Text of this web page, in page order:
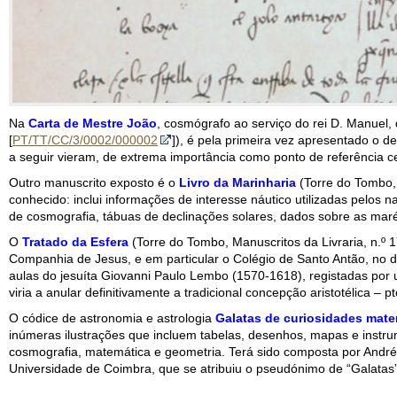
Na Carta de Mestre João , cosmógrafo ao serviço do rei D.
[PT/TT/CC/3/0002/000002 ]), é pela primeira vez apresentado o
a seguir vieram, de extrema importância como ponto de referência
Outro manuscrito exposto é o Livro da Marinharia (Torre do
conhecido: inclui informações de interesse náutico utilizadas pelos
de cosmografia, tábuas de declinações solares, dados sobre as
O Tratado da Esfera (Torre do Tombo, Manuscritos da Livraria, n.º
Companhia de Jesus, e em particular o Colégio de Santo Antão,
aulas do jesuíta Giovanni Paulo Lembo (1570-1618), registadas
viria a anular definitivamente a tradicional concepção aristotélica –
O códice de astronomia e astrologia Galatas de curiosidades
inúmeras ilustrações que incluem tabelas, desenhos, mapas e
cosmografia, matemática e geometria. Terá sido composta por
Universidade de Coimbra, que se atribuiu o pseudónimo de